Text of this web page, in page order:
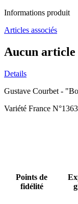
Informations produit
Articles associés
Aucun article
Details
Gustave Courbet -
Variété France
Points de
fidélité